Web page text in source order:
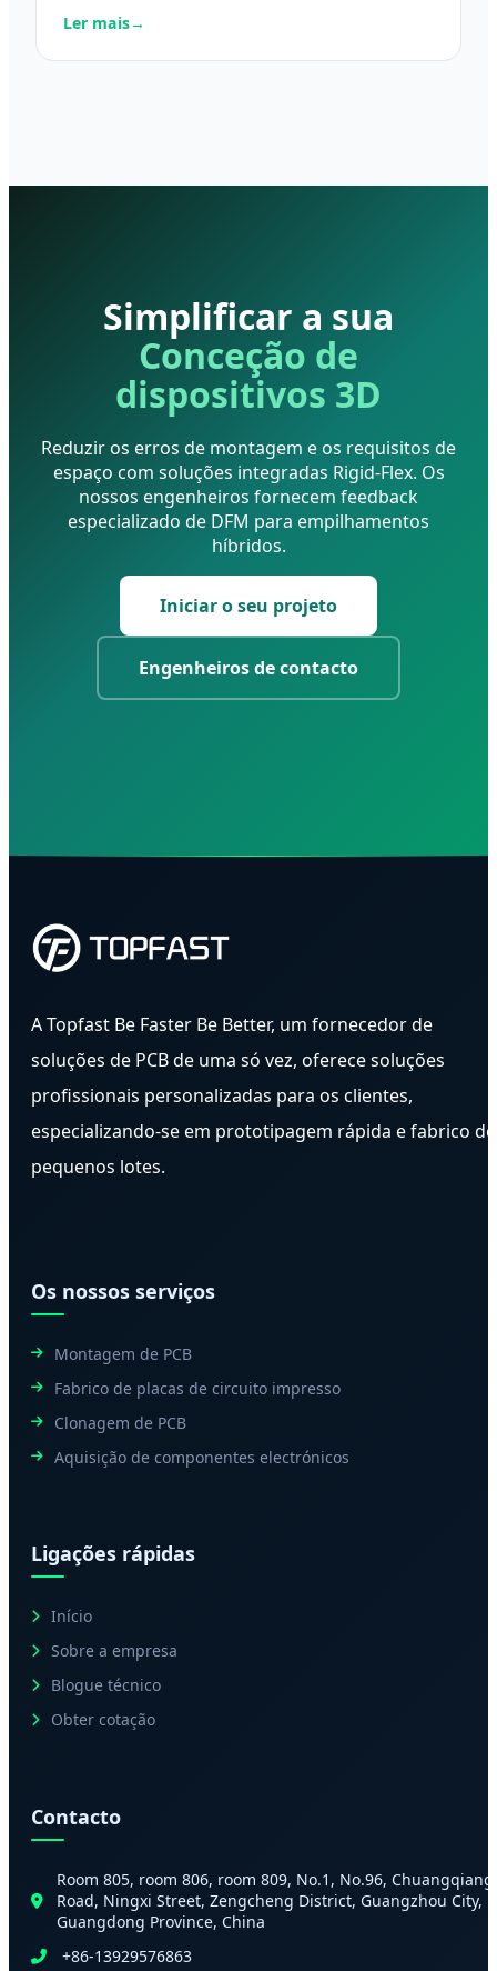
Ler mais→
Simplificar a sua
Conceção de
dispositivos 3D
Reduzir os erros de montagem e os requisitos de
espaço com soluções integradas Rigid-Flex. Os
nossos engenheiros fornecem feedback
especializado de DFM para empilhamentos
híbridos.
Iniciar o seu projeto
Engenheiros de contacto
A Topfast Be Faster Be Better, um fornecedor de
soluções de PCB de uma só vez, oferece soluções
profissionais personalizadas para os clientes,
especializando-se em prototipagem rápida e fabrico de
pequenos lotes.
Os nossos serviços
Montagem de PCB
Fabrico de placas de circuito impresso
Clonagem de PCB
Aquisição de componentes electrónicos
Ligações rápidas
Início
Sobre a empresa
Blogue técnico
Obter cotação
Contacto
Room 805, room 806, room 809, No.1, No.96, Chuangqiang
Road, Ningxi Street, Zengcheng District, Guangzhou City,
Guangdong Province, China
+86-13929576863